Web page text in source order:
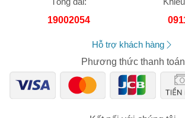
trách nhiệm về nhầm lẫn hay sai lệch về
19002054
Hỗ trợ khách hàng
Phương thức thanh toán
Áp dụng cho đơn hàng từ:
LẤY MÃ NGAY